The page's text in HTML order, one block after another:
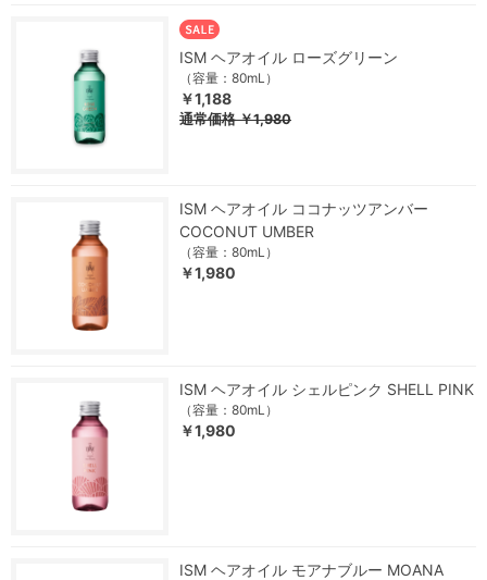
ISM ヘアオイル ローズグリーン
（容量：80mL）
￥1,188
通常価格￥1,980
ISM ヘアオイル ココナッツアンバー
COCONUT UMBER
（容量：80mL）
￥1,980
ISM ヘアオイル シェルピンク SHELL PINK
（容量：80mL）
￥1,980
ISM ヘアオイル モアナブルー MOANA